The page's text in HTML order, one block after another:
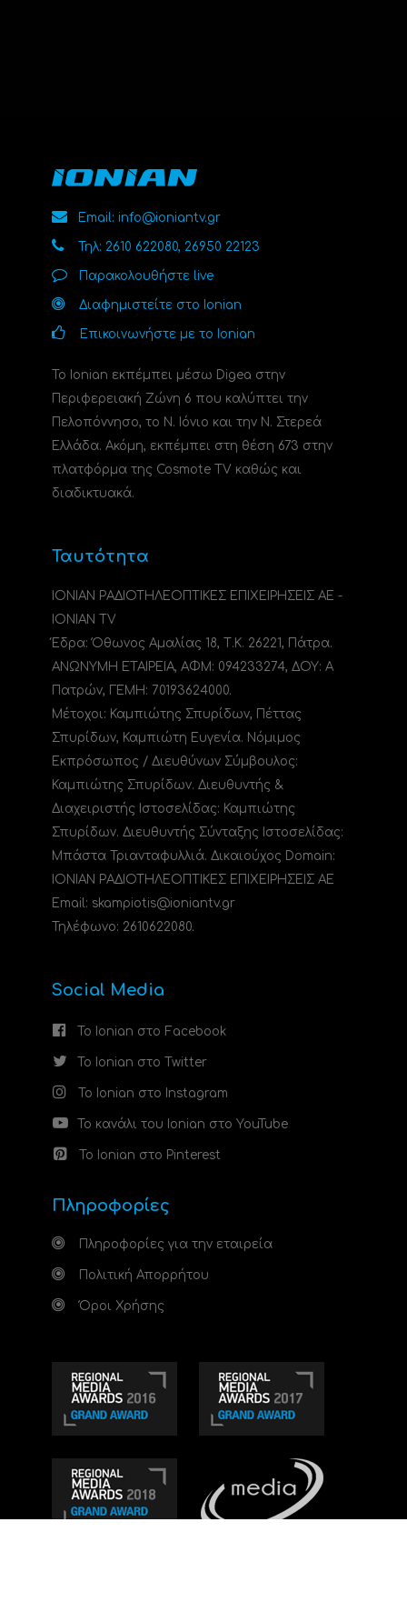
Email: info@ioniantv.gr
Τηλ: 2610 622080, 26950 22123
Παρακολουθήστε live
Διαφημιστείτε στο Ionian
Επικοινωνήστε με το Ionian
Το Ionian εκπέμπει μέσω Digea στην
Περιφερειακή Ζώνη 6 που καλύπτει την
Πελοπόννησο, το N. Ιόνιο και την Ν. Στερεά
Ελλάδα. Ακόμη, εκπέμπει στη θέση 673 στην
πλατφόρμα της Cosmote TV καθώς και
διαδικτυακά.
Ταυτότητα
ΙΟΝΙΑΝ ΡΑΔΙΟΤΗΛΕΟΠΤΙΚΕΣ ΕΠΙΧΕΙΡΗΣΕΙΣ ΑΕ -
IONIAN TV
Έδρα: Όθωνος Αμαλίας 18, Τ.Κ. 26221, Πάτρα.
ΑΝΩΝΥΜΗ ΕΤΑΙΡΕΙΑ, ΑΦΜ: 094233274, ΔΟΥ: A
Πατρών, ΓΕΜΗ: 70193624000.
Μέτοχοι: Καμπιώτης Σπυρίδων, Πέττας
Σπυρίδων, Καμπιώτη Ευγενία. Νόμιμος
Εκπρόσωπος / Διευθύνων Σύμβουλος:
Καμπιώτης Σπυρίδων. Διευθυντής &
Διαχειριστής Ιστοσελίδας: Καμπιώτης
Σπυρίδων. Διευθυντής Σύνταξης Ιστοσελίδας:
Μπάστα Τριανταφυλλιά. Δικαιούχος Domain:
ΙΟΝΙΑΝ ΡΑΔΙΟΤΗΛΕΟΠΤΙΚΕΣ ΕΠΙΧΕΙΡΗΣΕΙΣ ΑΕ
Email: skampiotis@ioniantv.gr
Τηλέφωνο: 2610622080.
Social Media
Το Ionian στο Facebook
Το Ionian στο Twitter
Το Ionian στο Instagram
Το κανάλι του Ionian στο YouTube
Το Ionian στο Pinterest
Πληροφορίες
Πληροφορίες για την εταιρεία
Πολιτική Απορρήτου
Όροι Χρήσης